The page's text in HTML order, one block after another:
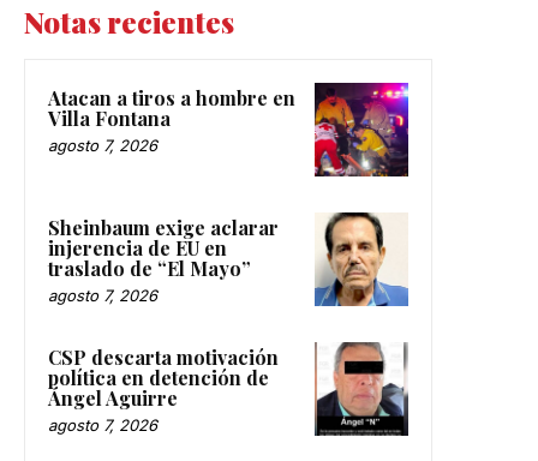
Notas recientes
Atacan a tiros a hombre en
Villa Fontana
agosto 7, 2026
Sheinbaum exige aclarar
injerencia de EU en
traslado de “El Mayo”
agosto 7, 2026
CSP descarta motivación
política en detención de
Ángel Aguirre
agosto 7, 2026